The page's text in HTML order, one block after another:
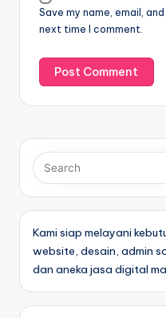
Save my name, email,
next time I comment.
Kami siap melayani
website, desain, admin
dan aneka jasa digital